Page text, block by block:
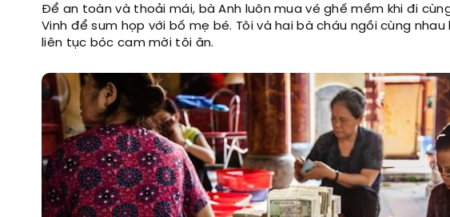
Để an toàn và thoải mái, bà Anh luôn mua vé ghế mềm khi đi
Vinh để sum họp với bố mẹ bé. Tôi và hai bà cháu ngồi cùng
liên tục bóc cam mời tôi ăn.